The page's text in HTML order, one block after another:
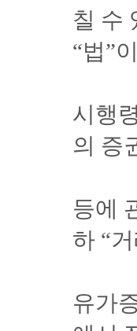
칠 수
“법”
시행
의 증
등에
하 “
유가